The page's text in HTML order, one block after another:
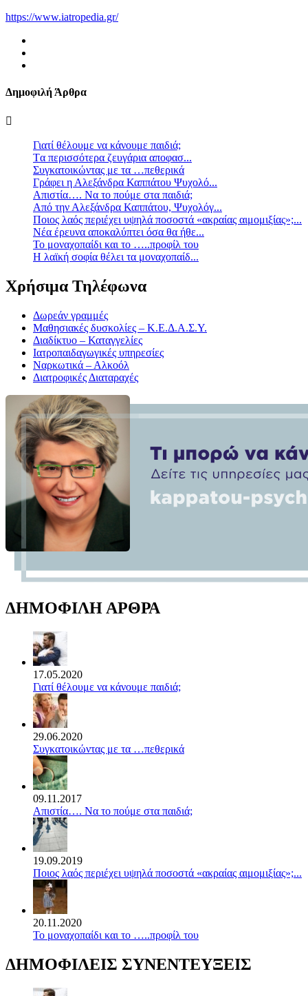
https://www.iatropedia.gr/
Δημοφιλή Άρθρα
Γιατί θέλουμε να κάνουμε παιδιά;
Tα περισσότερα ζευγάρια αποφασ...
Συγκατοικώντας με τα …πεθερικά
Γράφει η Αλεξάνδρα Καππάτου Ψυχολό...
Απιστία…. Να το πούμε στα παιδιά;
Από την Αλεξάνδρα Καππάτου, Ψυχολόγ...
Ποιος λαός περιέχει υψηλά ποσοστά «ακραίας αιμομιξίας»;...
Νέα έρευνα αποκαλύπτει όσα θα ήθε...
Το μοναχοπαίδι και το …..προφίλ του
Η λαϊκή σοφία θέλει τα μοναχοπαίδ...
Χρήσιμα Τηλέφωνα
Δωρεάν γραμμές
Μαθησιακές δυσκολίες – Κ.Ε.Δ.Α.Σ.Υ.
Διαδίκτυο – Καταγγελίες
Ιατροπαιδαγωγικές υπηρεσίες
Ναρκωτικά – Αλκοόλ
Διατροφικές Διαταραχές
ΔΗΜΟΦΙΛΗ ΑΡΘΡΑ
17.05.2020
Γιατί θέλουμε να κάνουμε παιδιά;
29.06.2020
Συγκατοικώντας με τα …πεθερικά
09.11.2017
Απιστία…. Να το πούμε στα παιδιά;
19.09.2019
Ποιος λαός περιέχει υψηλά ποσοστά «ακραίας αιμομιξίας»;...
20.11.2020
Το μοναχοπαίδι και το …..προφίλ του
ΔΗΜΟΦΙΛΕΙΣ ΣΥΝΕΝΤΕΥΞΕΙΣ